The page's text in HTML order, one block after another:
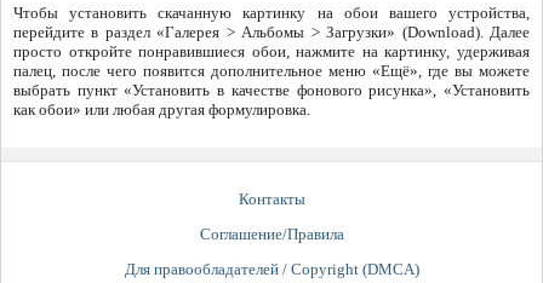
Чтобы установить скачанную картинку на обои вашего устройства,
перейдите в раздел «Галерея > Альбомы > Загрузки» (Download). Далее
просто откройте понравившиеся обои, нажмите на картинку, удерживая
палец, после чего появится дополнительное меню «Ещё», где вы можете
выбрать пункт «Установить в качестве фонового рисунка», «Установить
как обои» или любая другая формулировка.
Контакты
Соглашение/Правила
Для правообладателей / Copyright (DMCA)